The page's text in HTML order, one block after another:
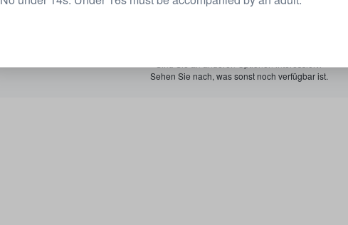
Sehen Sie nach, was sonst noch verfügbar ist.